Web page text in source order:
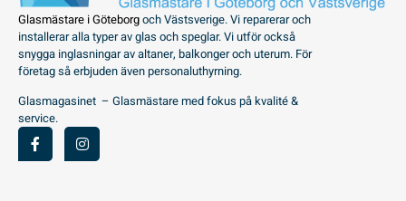
Glasmästare i Göteborgoch Västsverige. Vi reparerar och
installerar alla typer av glas och speglar. Vi utför också
snygga inglasningar av altaner, balkonger och uterum. För
företag så erbjuden även personaluthyrning.
Glasmagasinet – Glasmästare med fokus på kvalité &
service.